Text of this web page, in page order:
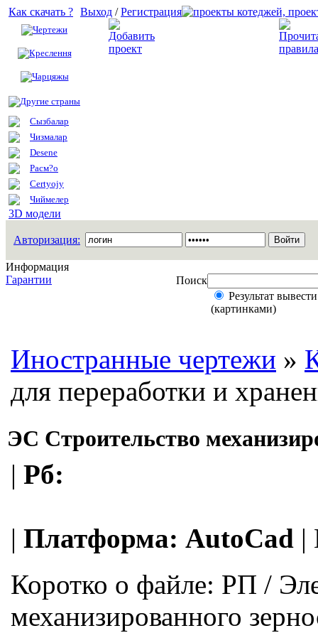
Как скачать ?
Чертежи
Креслення
Чарцяжы
Другие страны
Сызбалар
Чизмалар
Desene
Расм?о
Certyojy
Чиймелер
3D модели
Выход /Регистрация
Авторизация:
Информация
Гарантии
Поиск
Результат
(картинками)
Иностранные чертежи »
для переработки и
ЭС Строительство
| Рб:
| Платформа: AutoCad |
Коротко о файле: РП /
механизированного